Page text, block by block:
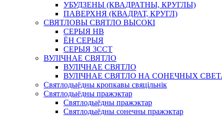
УБУДЗЕНЫ (КВАДРАТНЫ, КРУГЛЫ)
ПАВЕРХНЯ (КВАДРАТ, КРУГЛ)
СВЯТЛОВЫ СВЯТЛО ВЫСОКІ
СЕРЫЯ HB
ЁН СЕРЫЯ
СЕРЫЯ 3CCT
ВУЛІЧНАЕ СВЯТЛО
ВУЛІЧНАЕ СВЯТЛО
ВУЛІЧНАЕ СВЯТЛО НА СОНЕЧНЫХ
Святлодыёдны кропкавы свяцільнік
Святлодыёдны пражэктар
Святлодыёдны пражэктар
Святлодыёдны сонечны пражэктар